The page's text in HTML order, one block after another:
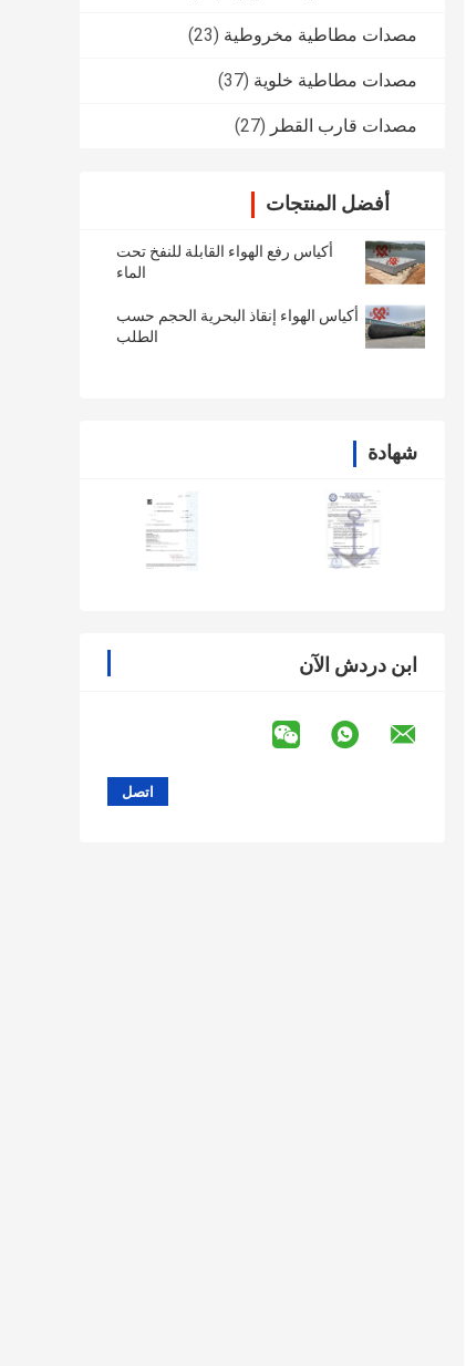
مصدات مطاطية مخروطية (23)
مصدات مطاطية خلوية (37)
مصدات قارب القطر (27)
أفضل المنتجات
أكياس رفع الهواء القابلة للنفخ تحت
الماء
أكياس الهواء إنقاذ البحرية الحجم حسب
الطلب
شهادة
ابن دردش الآن